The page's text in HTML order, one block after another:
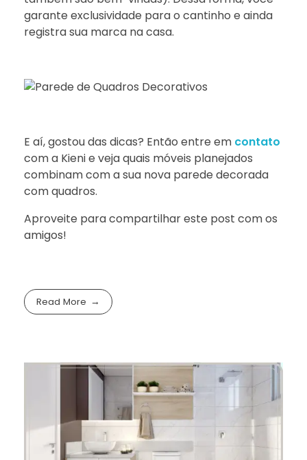
garante exclusividade para o cantinho e ainda
registra sua marca na casa.
E aí, gostou das dicas? Então entre em contato
com a Kieni e veja quais móveis planejados
combinam com a sua nova parede decorada
com quadros.
Aproveite para compartilhar este post com os
amigos!
Read More